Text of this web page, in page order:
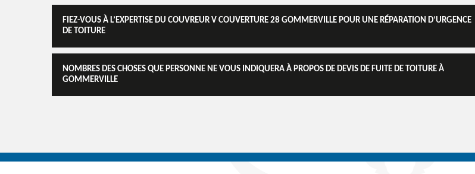
FIEZ-VOUS À L’EXPERTISE DU COUVREUR V COUVERTURE 28 GOMMERVILLE POUR UNE RÉPARATION D’URGENCE
DE TOITURE
NOMBRES DES CHOSES QUE PERSONNE NE VOUS INDIQUERA À PROPOS DE DEVIS DE FUITE DE TOITURE À
GOMMERVILLE